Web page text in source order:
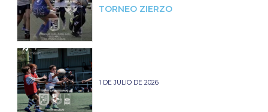
TORNEO ZIERZO
1 DE JULIO DE 2026